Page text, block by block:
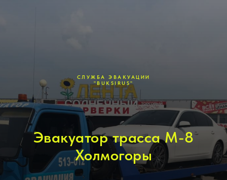
СЛУЖБА ЭВАКУАЦИИ
"BUKSIRUS"
Эвакуатор трасса М-8
Холмогоры